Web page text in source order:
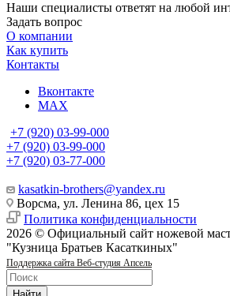
Наши специалисты ответят на любой
Задать вопрос
О компании
Как купить
Контакты
Вконтакте
MAX
+7 (920) 03-99-000
+7 (920) 03-99-000
+7 (920) 03-77-000
kasatkin-brothers@yandex.ru
Ворсма, ул. Ленина 86, цех 15
Политика конфиденциальности
2026 © Официальный сайт ножевой
"Кузница Братьев Касаткиных"
Поддержка сайта Веб-студия Апсель